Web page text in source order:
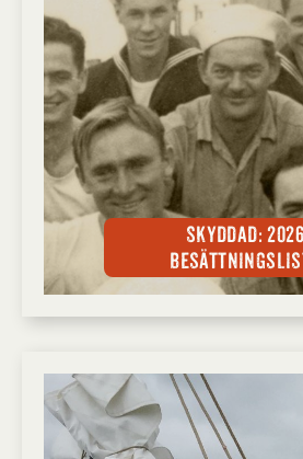
Skyddad: 2026